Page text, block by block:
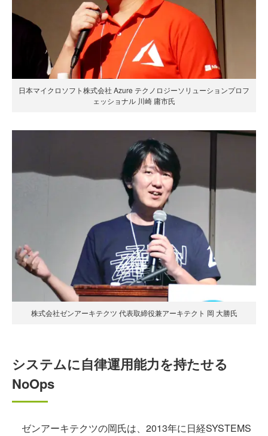
日本マイクロソフト株式会社 Azure テクノロジーソリューションプロフ
ェッショナル 川崎 庸市氏
株式会社ゼンアーキテクツ 代表取締役兼アーキテクト 岡 大勝氏
システムに自律運用能力を持たせる
NoOps
ゼンアーキテクツの岡氏は、2013年に日経SYSTEMS